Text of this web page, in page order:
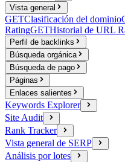
Vista general
GETClasificación del dominio
RatingGETHistorial de URL
Perfil de backlinks
Búsqueda orgánica
Búsqueda de pago
Páginas
Enlaces salientes
Keywords Explorer
Site Audit
Rank Tracker
Vista general de SERP
Análisis por lotes